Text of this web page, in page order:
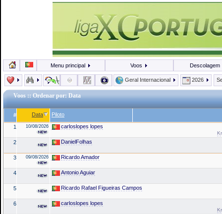
Menu principal Voos Descolagem
Geral Internacional 2026
Voos :: Ordenar por: Data
# Data Piloto
1 10/08/2026 carloslopes lopes
2 DanielFolhas
3 09/08/2026 Ricardo Amador
4 Antonio Aguiar
5 Ricardo Rafael Figueiras Campos
6 carloslopes lopes